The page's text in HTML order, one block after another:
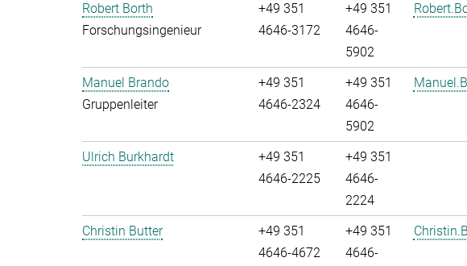
Robert Borth
Forschungsingenieur
+49 351
4646-3172
+49 351
4646-
5902
Manuel Brando
Gruppenleiter
+49 351
4646-2324
+49 351
4646-
5902
Ulrich Burkhardt
+49 351
4646-2225
+49 351
4646-
2224
Christin Butter
+49 351
4646-4672
+49 351
4646-